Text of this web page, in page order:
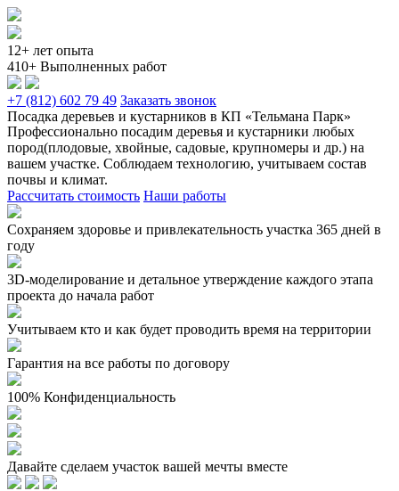
12+ лет опыта
410+ Выполненных работ
+7 (812) 602 79 49 Заказать звонок
Посадка деревьев и кустарников в КП «Тельмана Парк»
Профессионально посадим деревья и кустарники любых
пород(плодовые, хвойные, садовые, крупномеры и др.) на
вашем участке. Соблюдаем технологию, учитываем состав
почвы и климат.
Рассчитать стоимость Наши работы
Сохраняем здоровье и привлекательность участка 365 дней в
году
3D-моделирование и детальное утверждение каждого этапа
проекта до начала работ
Учитываем кто и как будет проводить время на территории
Гарантия на все работы по договору
100% Конфиденциальность
Давайте сделаем участок вашей мечты вместе